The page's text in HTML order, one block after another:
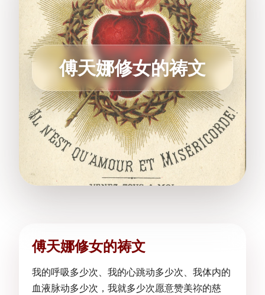
傅天娜修女的祷文
傅天娜修女的祷文
我的呼吸多少次、我的心跳动多少次、我体内的
血液脉动多少次，我就多少次愿意赞美祢的慈